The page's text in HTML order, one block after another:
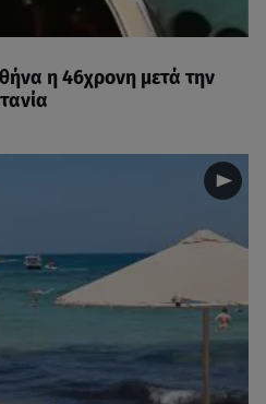
η 46χρονη μετά την